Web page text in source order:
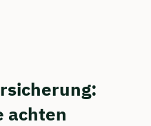
achten